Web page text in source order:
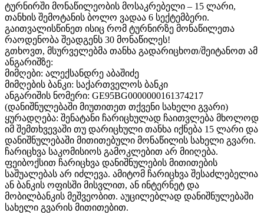
ტურნირში მონაწილეობის მოსაკრებელი – 15 ლარი,
თანხის შემოტანის ბოლო ვადაა 6 სექტემბერი.
გაითვალისწინეთ ისიც რომ ტურნირზე მონაწილეთა
რაოდენობა შეადგენს 30 მონაწილეს!
გთხოვთ, მსურველებმა თანხა გადარიცხოთ/შეიტანოთ ამ
ანგარიშზე:
მიმღები: ალექსანდრე აბაშიძე
მიმღების ბანკი: საქართველოს ბანკი
ანგარიშის ნომერი: GE95BG0000000161374217
(დანიშნულებაში მიუთითეთ თქვენი სახელი გვარი)
ყურადღება: შენატანი ჩარიცხულად ჩაითვლება მხოლოდ
იმ შემთხვევაში თუ დარიცხული თანხა იქნება 15 ლარი და
დანიშნულებაში მითითებული მონაწილის სახელი გვარი.
ჩარიცხვა საკომისიოს გამოკლებით არ მიიღება.
ფეიბოქსით ჩარიცხვა დანიშნულების მითითების
საშუალებას არ იძლევა. ამიტომ ჩარიცხვა შესაძლებელია
ან ბანკის ოფისში მისვლით, ან ინტერნეტ და
მობილბანკის მეშვეობით. აუცილებლად დანიშნულებაში
სახელი გვარის მითითებით.